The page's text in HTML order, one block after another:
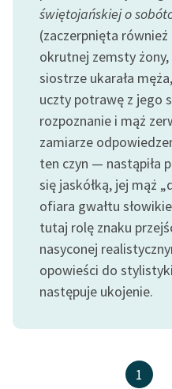
świętojańskiej o
(zaczerpnięta również
okrutnej zemsty
siostrze ukarała
uczty potrawę z jego
rozpoznanie i mąż
zamiarze
ten czyn — nastąpiła
się jaskółką, jej mąż
ofiara gwałtu
tutaj rolę znaku
nasyconej
opowieści do
następuje ukojenie.
1